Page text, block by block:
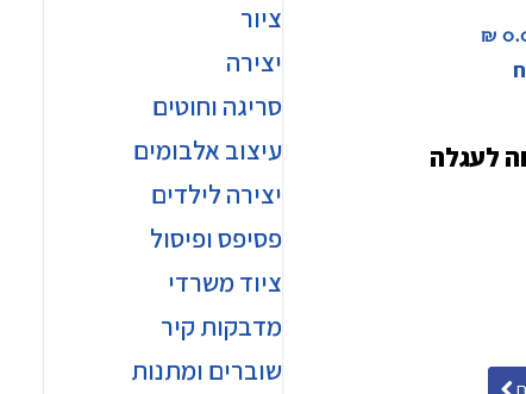
ציור
יצירה
סריגה וחוטים
עיצוב אלבומים
יצירה לילדים
פסיפס ופיסול
ציוד משרדי
מדבקות קיר
שוברים ומתנות
לעגלה